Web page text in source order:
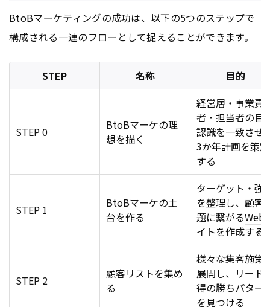
BtoBマーケティングの成功は、以下の5つのステップで
構成される一連のフローとして捉えることができます。
STEP 名称 目的
STEP 0 BtoBマーケの理
想を描く
経営層・事業責
者・担当者の目
認識を一致させ
3か年計画を策定
する
STEP 1 BtoBマーケの土
台を作る
ターゲット・強
を整理し、顧客
題に繋がるWeb
イトを作成する
STEP 2
顧客リストを集め
る
様々な集客施策
展開し、リード
得の勝ちパター
を見つける